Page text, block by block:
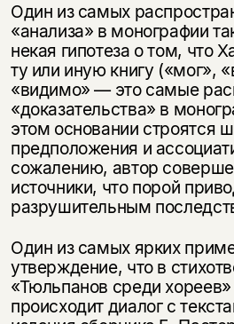
Один из самых
«анализа» в монографии
некая гипотеза о том, что
ту или иную книгу («мог»,
«видимо» — это самые
«доказательства» в
этом основании строятся
предположения и
сожалению, автор
источники, что порой
разрушительным
Один из самых ярких
утверждение, что в
«Тюльпанов среди
происходит диалог с